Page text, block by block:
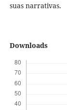
suas narrativas.
Downloads